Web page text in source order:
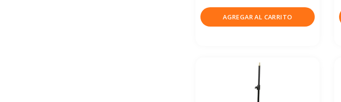
AGREGAR AL CARRITO